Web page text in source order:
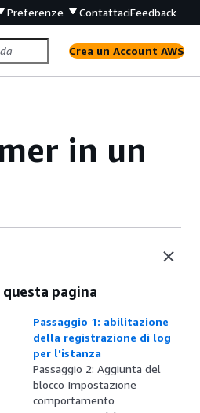
Preferenze ContattaciFeedback
Crea un Account AWS
in un
questa pagina
Passaggio 1: abilitazione
della registrazione di log
per l'istanza
Passaggio 2: Aggiunta del
blocco Impostazione
comportamento